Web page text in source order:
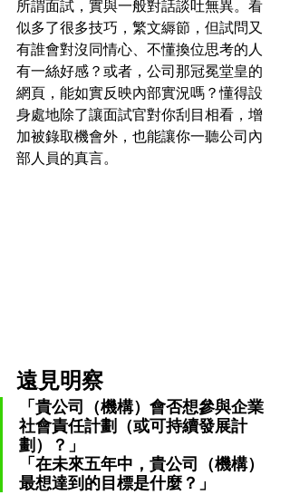
所謂面試，實與一般對話談吐無異。看
似多了很多技巧，繁文縟節，但試問又
有誰會對沒同情心、不懂換位思考的人
有一絲好感？或者，公司那冠冕堂皇的
網頁，能如實反映內部實況嗎？懂得設
身處地除了讓面試官對你刮目相看，增
加被錄取機會外，也能讓你一聽公司內
部人員的真言。
遠見明察
「貴公司（機構）會否想參與企業
社會責任計劃（或可持續發展計
劃）？」
「在未來五年中，貴公司（機構）
最想達到的目標是什麼？」